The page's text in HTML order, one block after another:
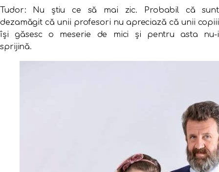
Tudor: Nu ştiu ce să mai zic. Probabil că sunt
dezamăgit că unii profesori nu apreciază că unii copiii
îşi găsesc o meserie de mici şi pentru asta nu-i
sprijină.